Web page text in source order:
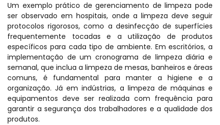
Um exemplo prático de gerenciamento de limpeza pode
ser observado em hospitais, onde a limpeza deve seguir
protocolos rigorosos, como a desinfecção de superfícies
frequentemente tocadas e a utilização de produtos
específicos para cada tipo de ambiente. Em escritórios, a
implementação de um cronograma de limpeza diária e
semanal, que inclua a limpeza de mesas, banheiros e áreas
comuns, é fundamental para manter a higiene e a
organização. Já em indústrias, a limpeza de máquinas e
equipamentos deve ser realizada com frequência para
garantir a segurança dos trabalhadores e a qualidade dos
produtos.